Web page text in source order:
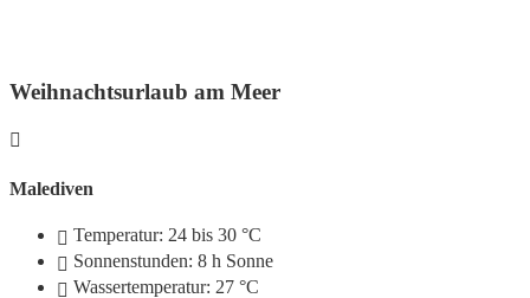
Weihnachtsurlaub am Meer
Malediven
Temperatur: 24 bis 30 °C
Sonnenstunden: 8 h Sonne
Wassertemperatur: 27 °C